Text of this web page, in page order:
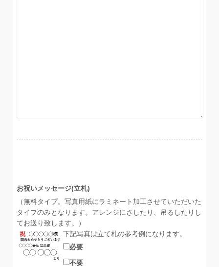
お祝いメッセージ(立札)
（無料タイプ。写真用紙にラミネート加工させていただいた
タイプのみとなります。アレンジにさしたり、吊るしたりし
てお送り致します。）
下記写真は立て札の参考例になります。
必要
不要